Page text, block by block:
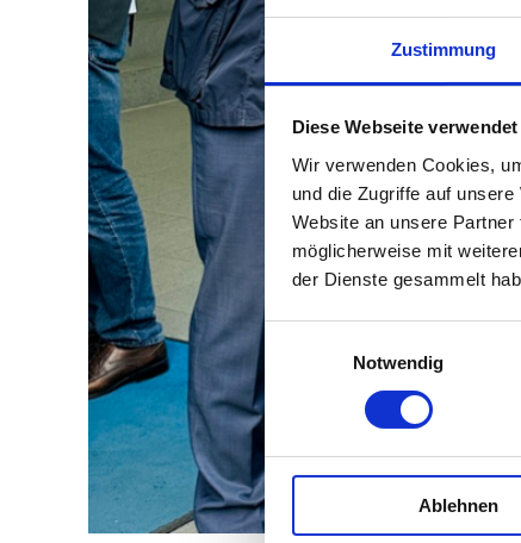
Zustimmung
Diese Webseite
Wir verwenden Cookies,
und die Zugriffe auf
Website an unsere
möglicherweise mit
der Dienste gesammelt
Notwendig
Ablehnen